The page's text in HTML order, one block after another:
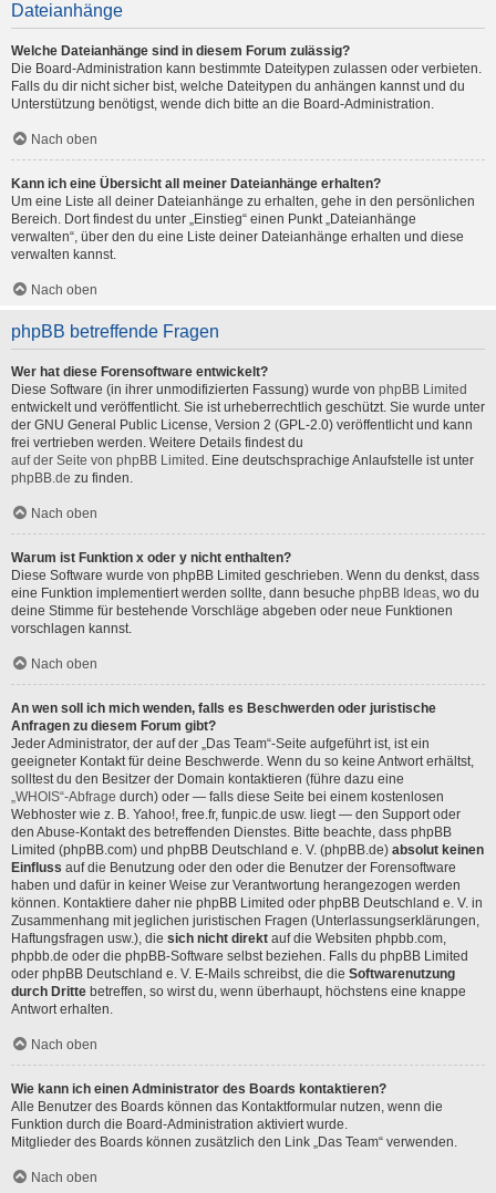
Dateianhänge
Welche Dateianhänge sind in diesem Forum zulässig?
Die Board-Administration kann bestimmte Dateitypen zulassen oder verbieten.
Falls du dir nicht sicher bist, welche Dateitypen du anhängen kannst und du
Unterstützung benötigst, wende dich bitte an die Board-Administration.
Nach oben
Kann ich eine Übersicht all meiner Dateianhänge erhalten?
Um eine Liste all deiner Dateianhänge zu erhalten, gehe in den persönlichen
Bereich. Dort findest du unter „Einstieg“ einen Punkt „Dateianhänge
verwalten“, über den du eine Liste deiner Dateianhänge erhalten und diese
verwalten kannst.
Nach oben
phpBB betreffende Fragen
Wer hat diese Forensoftware entwickelt?
Diese Software (in ihrer unmodifizierten Fassung) wurde von phpBB Limited
entwickelt und veröffentlicht. Sie ist urheberrechtlich geschützt. Sie wurde unter
der GNU General Public License, Version 2 (GPL-2.0) veröffentlicht und kann
frei vertrieben werden. Weitere Details findest du
auf der Seite von phpBB Limited . Eine deutschsprachige Anlaufstelle ist unter
phpBB.de zu finden.
Nach oben
Warum ist Funktion x oder y nicht enthalten?
Diese Software wurde von phpBB Limited geschrieben. Wenn du denkst, dass
eine Funktion implementiert werden sollte, dann besuche phpBB Ideas, wo du
deine Stimme für bestehende Vorschläge abgeben oder neue Funktionen
vorschlagen kannst.
Nach oben
An wen soll ich mich wenden, falls es Beschwerden oder juristische
Anfragen zu diesem Forum gibt?
Jeder Administrator, der auf der „Das Team“-Seite aufgeführt ist, ist ein
geeigneter Kontakt für deine Beschwerde. Wenn du so keine Antwort erhältst,
solltest du den Besitzer der Domain kontaktieren (führe dazu eine
„WHOIS“-Abfrage durch) oder — falls diese Seite bei einem kostenlosen
Webhoster wie z. B. Yahoo!, free.fr, funpic.de usw. liegt — den Support oder
den Abuse-Kontakt des betreffenden Dienstes. Bitte beachte, dass phpBB
Limited (phpBB.com) und phpBB Deutschland e. V. (phpBB.de) absolut keinen
Einfluss auf die Benutzung oder den oder die Benutzer der Forensoftware
haben und dafür in keiner Weise zur Verantwortung herangezogen werden
können. Kontaktiere daher nie phpBB Limited oder phpBB Deutschland e. V. in
Zusammenhang mit jeglichen juristischen Fragen (Unterlassungserklärungen,
Haftungsfragen usw.), die sich nicht direkt auf die Websiten phpbb.com,
phpbb.de oder die phpBB-Software selbst beziehen. Falls du phpBB Limited
oder phpBB Deutschland e. V. E-Mails schreibst, die die Softwarenutzung
durch Dritte betreffen, so wirst du, wenn überhaupt, höchstens eine knappe
Antwort erhalten.
Nach oben
Wie kann ich einen Administrator des Boards kontaktieren?
Alle Benutzer des Boards können das Kontaktformular nutzen, wenn die
Funktion durch die Board-Administration aktiviert wurde.
Mitglieder des Boards können zusätzlich den Link „Das Team“ verwenden.
Nach oben